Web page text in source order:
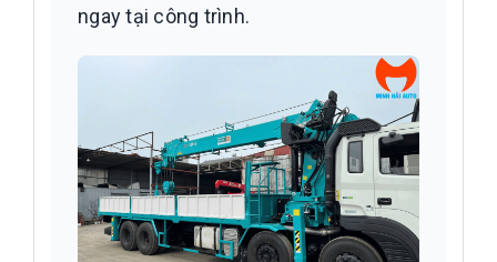
ngay tại công trình.